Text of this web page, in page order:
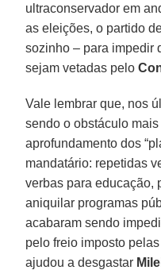
ultraconservador em
as eleições, o partido
sozinho – para impedir
sejam vetadas pelo
Vale lembrar que, nos
sendo o obstáculo
aprofundamento dos
mandatário: repetidas
verbas para educação,
aniquilar programas
acabaram sendo
pelo freio imposto
ajudou a desgastar